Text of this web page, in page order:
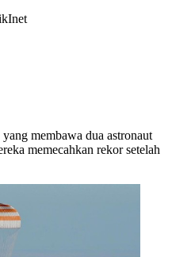
membawa dua astronaut
memecahkan rekor setelah